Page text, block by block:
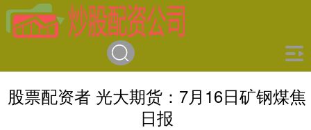
股票配资者 光大期货：7月16日矿钢煤焦
日报